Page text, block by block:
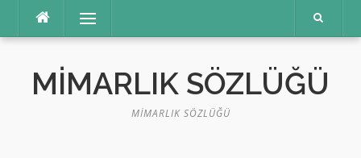
Menü
MIMARLIK SÖZLÜĞÜ
MIMARLIK SÖZLÜĞÜ